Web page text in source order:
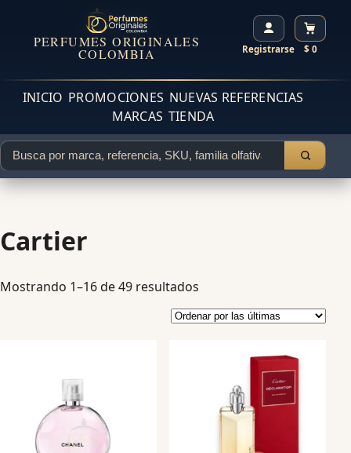
PERFUMES ORIGINALES
COLOMBIA Registrarse $ 0
INICIO PROMOCIONES NUEVAS REFERENCIAS
MARCAS TIENDA
Cartier
Mostrando 1–16 de 49 resultados